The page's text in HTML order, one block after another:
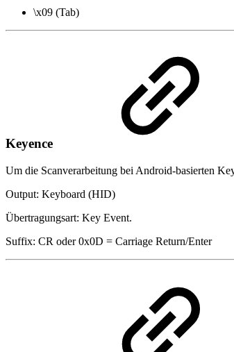
\x09 (Tab)
Keyence
Um die Scanverarbeitung bei Android-basierten
Output: Keyboard (HID)
Übertragungsart: Key Event.
Suffix: CR oder 0x0D = Carriage Return/Enter